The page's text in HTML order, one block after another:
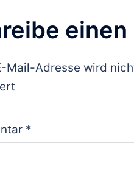
Mail-Adresse wird
*